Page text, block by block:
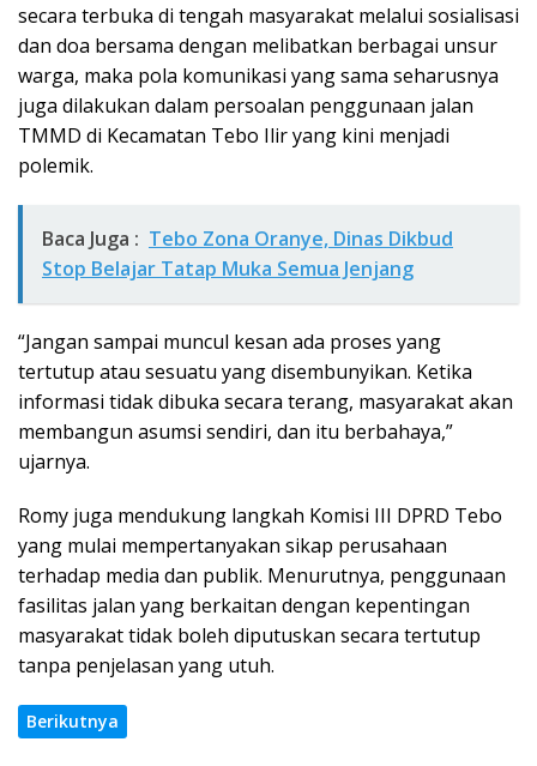
secara terbuka di tengah masyarakat melalui sosialisasi
dan doa bersama dengan melibatkan berbagai unsur
warga, maka pola komunikasi yang sama seharusnya
juga dilakukan dalam persoalan penggunaan jalan
TMMD di Kecamatan Tebo Ilir yang kini menjadi
polemik.
Baca Juga : Tebo Zona Oranye, Dinas Dikbud
Stop Belajar Tatap Muka Semua Jenjang
“Jangan sampai muncul kesan ada proses yang
tertutup atau sesuatu yang disembunyikan. Ketika
informasi tidak dibuka secara terang, masyarakat akan
membangun asumsi sendiri, dan itu berbahaya,”
ujarnya.
Romy juga mendukung langkah Komisi III DPRD Tebo
yang mulai mempertanyakan sikap perusahaan
terhadap media dan publik. Menurutnya, penggunaan
fasilitas jalan yang berkaitan dengan kepentingan
masyarakat tidak boleh diputuskan secara tertutup
tanpa penjelasan yang utuh.
Berikutnya